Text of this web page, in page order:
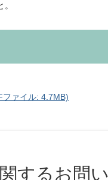
ァイル: 4.7MB)
するお問